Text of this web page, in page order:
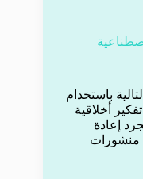
باستخدام
أخلاقية
إعادة
منشورات